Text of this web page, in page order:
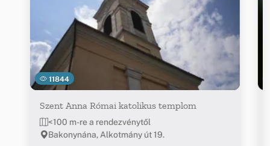
11844
Szent Anna Római katolikus templom
<100 m-re a rendezvénytől
Bakonynána, Alkotmány út 19.